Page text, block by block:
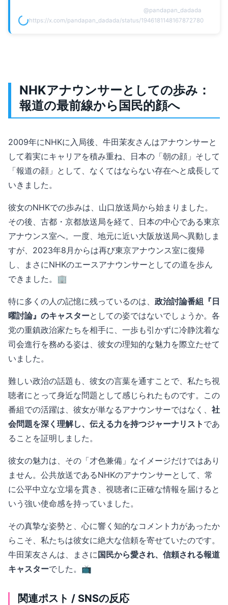
@pandapan_dadada
https://x.com/pandapan_dadada/status/1946181148167872780
NHKアナウンサーとしての歩み：
報道の最前線から国民的顔へ
2009年にNHKに入局後、牛田茉友さんはアナウンサーと
して着実にキャリアを積み重ね、日本の「朝の顔」そして
「報道の顔」として、なくてはならない存在へと成長して
いきました。
彼女のNHKでの歩みは、山口放送局から始まりました。
その後、古都・京都放送局を経て、日本の中心である東京
アナウンス室へ。一度、地元に近い大阪放送局へ異動しま
すが、2023年8月からは再び東京アナウンス室に復帰
し、まさにNHKのエースアナウンサーとしての道を歩ん
できました。🏢
特に多くの人の記憶に残っているのは、 政治討論番組『日
曜討論』のキャスターとしての姿ではないでしょうか。各
党の重鎮政治家たちを相手に、一歩も引かずに冷静沈着な
司会進行を務める姿は、彼女の理知的な魅力を際立たせて
いました。
難しい政治の話題も、彼女の言葉を通すことで、私たち視
聴者にとって身近な問題として感じられたものです。この
番組での活躍は、彼女が単なるアナウンサーではなく、 社
会問題を深く理解し、伝える力を持つジャーナリスト であ
ることを証明しました。
彼女の魅力は、その「才色兼備」なイメージだけではあり
ません。公共放送であるNHKのアナウンサーとして、常
に公平中立な立場を貫き、視聴者に正確な情報を届けると
いう強い使命感を持っていました。
その真摯な姿勢と、心に響く知的なコメント力があったか
らこそ、私たちは彼女に絶大な信頼を寄せていたのです。
牛田茉友さんは、まさに国民から愛され、信頼される報道
キャスターでした。📺
関連ポスト / SNSの反応